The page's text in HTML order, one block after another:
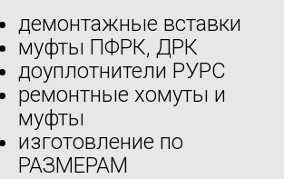
демонтажные вставки
муфты ПФРК, ДРК
доуплотнители РУРС
ремонтные хомуты и
муфты
изготовление по
РАЗМЕРАМ